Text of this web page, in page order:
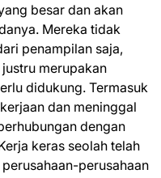
besar dan akan
Mereka tidak
penampilan saja,
merupakan
didukung. Termasuk
dan meninggal
dengan
keras seolah telah
perusahaan